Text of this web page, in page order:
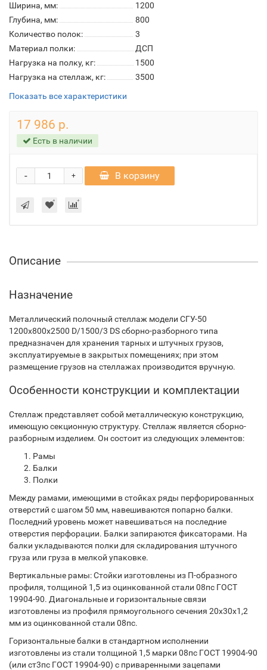
Ширина, мм:
1200
Глубина, мм:
800
Количество полок:
3
Материал полки:
ДСП
Нагрузка на полку, кг:
1500
Нагрузка на стеллаж, кг:
3500
Показать все характеристики
17 986 р.
Есть в наличии
+
- В корзину
Описание
Назначение
Металлический полочный стеллаж модели СГУ-50
1200х800х2500 D/1500/3 DS сборно-разборного типа
предназначен для хранения тарных и штучных грузов,
эксплуатируемые в закрытых помещениях; при этом
размещение грузов на стеллажах производится вручную.
Особенности конструкции и комплектации
Стеллаж представляет собой металлическую конструкцию,
имеющую секционную структуру. Стеллаж является сборно-
разборным изделием. Он состоит из следующих элементов:
Рамы
Балки
Полки
Между рамами, имеющими в стойках ряды перфорированных
отверстий с шагом 50 мм, навешиваются попарно балки.
Последний уровень может навешиваться на последние
отверстия перфорации. Балки запираются фиксаторами. На
балки укладываются полки для складирования штучного
груза или груза в мелкой упаковке.
Вертикальные рамы: Стойки изготовлены из П-образного
профиля, толщиной 1,5 из оцинкованной стали 08пс ГОСТ
19904-90. Диагональные и горизонтальные связи
изготовлены из профиля прямоугольного сечения 20х30х1,2
мм из оцинкованной стали 08пс.
Горизонтальные балки в стандартном исполнении
изготовлены из стали толщиной 1,5 марки 08пс ГОСТ 19904-90
(или ст3пс ГОСТ 19904-90) с приваренными зацепами